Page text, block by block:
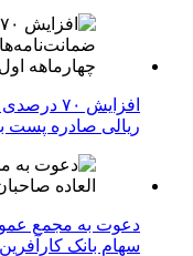
ریالی صادره پست
دعوت به مجمع
سهام بانک کارآفرین